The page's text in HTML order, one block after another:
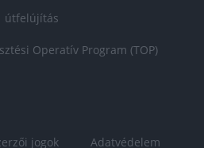
útfelújítás
Operatív Program (TOP)
jogok Adatvédelem